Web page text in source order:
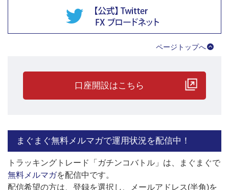
トラッキングトレードTwitterは こちら
ページトップへ
口座開設はこちら
まぐまぐ無料メルマガで運用状況を配信中！
トラッキングトレード「ガチンコバトル」は、まぐまぐで
無料メルマガを配信中です。
配信希望の方は、登録を選択し、メールアドレス(半角)を